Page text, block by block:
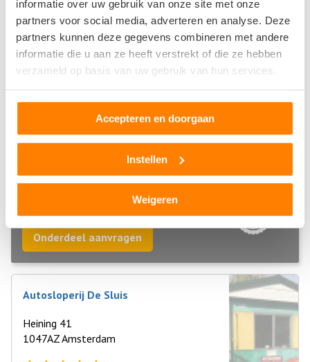
informatie over uw gebruik van onze site met onze
partners voor social media, adverteren en analyse. Deze
partners kunnen deze gegevens combineren met andere
informatie die u aan ze heeft verstrekt of die ze hebben
verzameld op basis van uw gebruik van hun services.
Accepteren en doorgaan
Instellen
Weigeren
Noord-holland
als u uw sloopauto wilt verkopen of als u tweedehands of
gebruikte auto onderdelen wilt aanschaffen.
Sloopauto ophaalservice
Bel direct 06 299 666 24
Gebruikte auto onderdelen
Regio Noord-holland
Onderdeel aanvragen
Autosloperij De Sluis
Heining 41
1047AZ Amsterdam